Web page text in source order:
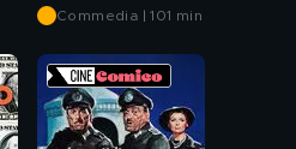
Commedia | 101 min